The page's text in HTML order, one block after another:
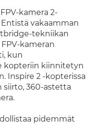
kamera 2-
vakaamman
tekniikan
kameran
kun
kopteriin kiinnitetyn
Inspire 2 -kopterissa
360-astetta
pidemmät